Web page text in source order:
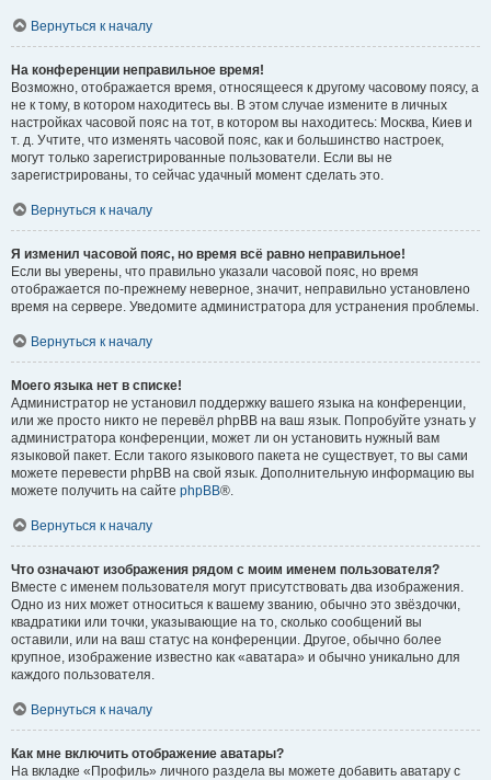
Вернуться к началу
На конференции неправильное время!
Возможно, отображается время, относящееся к другому часовому поясу, а
не к тому, в котором находитесь вы. В этом случае измените в личных
настройках часовой пояс на тот, в котором вы находитесь: Москва, Киев и
т. д. Учтите, что изменять часовой пояс, как и большинство настроек,
могут только зарегистрированные пользователи. Если вы не
зарегистрированы, то сейчас удачный момент сделать это.
Вернуться к началу
Я изменил часовой пояс, но время всё равно неправильное!
Если вы уверены, что правильно указали часовой пояс, но время
отображается по-прежнему неверное, значит, неправильно установлено
время на сервере. Уведомите администратора для устранения проблемы.
Вернуться к началу
Моего языка нет в списке!
Администратор не установил поддержку вашего языка на конференции,
или же просто никто не перевёл phpBB на ваш язык. Попробуйте узнать у
администратора конференции, может ли он установить нужный вам
языковой пакет. Если такого языкового пакета не существует, то вы сами
можете перевести phpBB на свой язык. Дополнительную информацию вы
можете получить на сайте phpBB®.
Вернуться к началу
Что означают изображения рядом с моим именем пользователя?
Вместе с именем пользователя могут присутствовать два изображения.
Одно из них может относиться к вашему званию, обычно это звёздочки,
квадратики или точки, указывающие на то, сколько сообщений вы
оставили, или на ваш статус на конференции. Другое, обычно более
крупное, изображение известно как «аватара» и обычно уникально для
каждого пользователя.
Вернуться к началу
Как мне включить отображение аватары?
На вкладке «Профиль» личного раздела вы можете добавить аватару с